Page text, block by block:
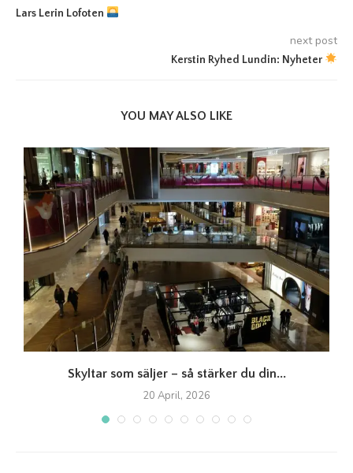
Lars Lerin Lofoten
next post
Kerstin Ryhed Lundin: Nyheter
YOU MAY ALSO LIKE
Skyltar som säljer – så stärker du din...
20 April, 2026